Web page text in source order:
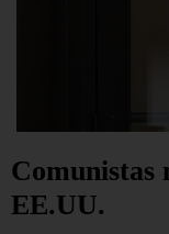
Comunistas
EE.UU.